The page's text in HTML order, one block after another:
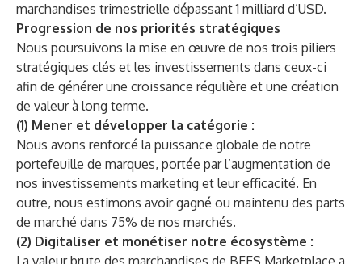
marchandises trimestrielle dépassant 1 milliard d’USD.
Progression de nos priorités stratégiques
Nous poursuivons la mise en œuvre de nos trois piliers
stratégiques clés et les investissements dans ceux-ci
afin de générer une croissance régulière et une création
de valeur à long terme.
(1) Mener et développer la catégorie :
Nous avons renforcé la puissance globale de notre
portefeuille de marques, portée par l’augmentation de
nos investissements marketing et leur efficacité. En
outre, nous estimons avoir gagné ou maintenu des parts
de marché dans 75% de nos marchés.
(2) Digitaliser et monétiser notre écosystème :
La valeur brute des marchandises de BEES Marketplace a